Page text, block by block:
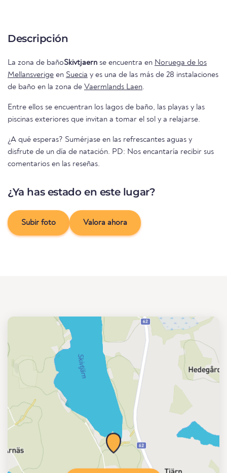
Descripción
La zona de bañoSkivtjaern se encuentra en Noruega de los
Mellansverige en Suecia y es una de las más de 28 instalaciones
de baño en la zona de Vaermlands Laen.
Entre ellos se encuentran los lagos de baño, las playas y las
piscinas exteriores que invitan a tomar el sol y a relajarse.
¿A qué esperas? Sumérjase en las refrescantes aguas y
disfrute de un día de natación. PD: Nos encantaría recibir sus
comentarios en las reseñas.
¿Ya has estado en este lugar?
Subir foto Valora ahora